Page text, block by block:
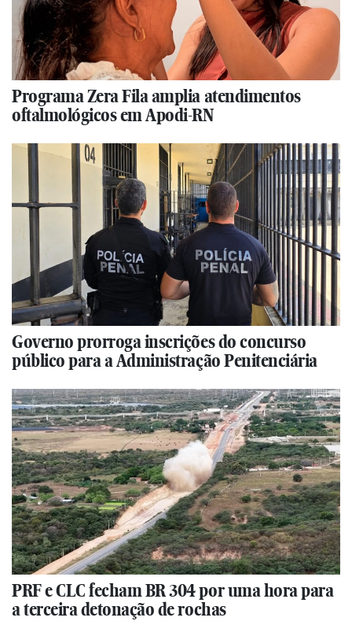
Programa Zera Fila amplia atendimentos
oftalmológicos em Apodi-RN
Governo prorroga inscrições do concurso
público para a Administração Penitenciária
PRF e CLC fecham BR 304 por uma hora para
a terceira detonação de rochas